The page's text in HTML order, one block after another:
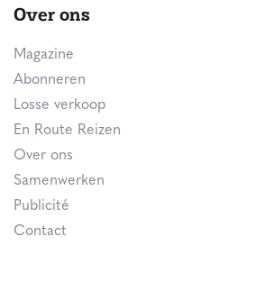
Over ons
Magazine
Abonneren
Losse verkoop
En Route Reizen
Over ons
Samenwerken
Publicité
Contact